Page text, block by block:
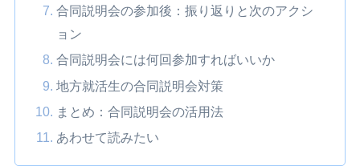
合同説明会の参加後：振り返りと次のアクシ
ョン
合同説明会には何回参加すればいいか
地方就活生の合同説明会対策
まとめ：合同説明会の活用法
あわせて読みたい